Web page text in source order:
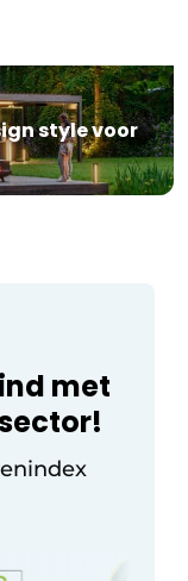
style voor
met